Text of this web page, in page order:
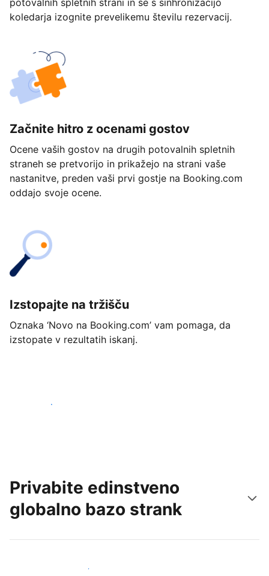
potovalnih spletnih strani in se s sinhronizacijo
koledarja izognite prevelikemu številu rezervacij.
Začnite hitro z ocenami gostov
Ocene vaših gostov na drugih potovalnih spletnih
straneh se pretvorijo in prikažejo na strani vaše
nastanitve, preden vaši prvi gostje na Booking.com
oddajo svoje ocene.
Izstopajte na tržišču
Oznaka ‘Novo na Booking.com’ vam pomaga, da
izstopate v rezultatih iskanj.
Začnite danes
Privabite edinstveno
globalno bazo strank
Pridobite nove goste še danes